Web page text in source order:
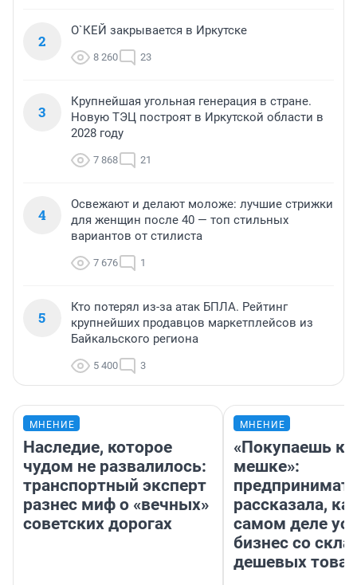
2
О`КЕЙ закрывается в Иркутске
8 260 23
3
Крупнейшая угольная генерация в стране.
Новую ТЭЦ построят в Иркутской области в
2028 году
7 868 21
4
Освежают и делают моложе: лучшие стрижки
для женщин после 40 — топ стильных
вариантов от стилиста
7 676 1
5
Кто потерял из-за атак БПЛА. Рейтинг
крупнейших продавцов маркетплейсов из
Байкальского региона
5 400 3
МНЕНИЕ
Наследие, которое
чудом не развалилось:
транспортный эксперт
разнес миф о «вечных»
советских дорогах
МНЕНИЕ
«Покупаешь
мешке»:
рассказала,
самом деле
бизнес со
дешевых